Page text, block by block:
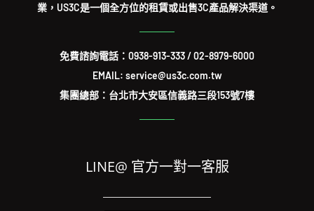
業，US3C是一個全方位的租賃或出售3C產品解決渠道。
免費諮詢電話： 0938-913-333/02-8979-6000
EMAIL: service@us3c.com.tw
集團總部：台北市大安區信義路三段153號7樓
LINE@ 官方一對一客服